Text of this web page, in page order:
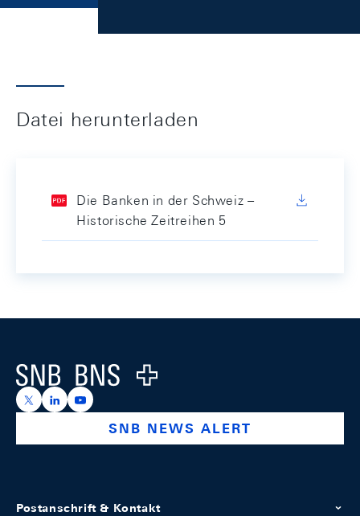
Datei herunterladen
Die Banken in der Schweiz –
Historische Zeitreihen 5
Logo
https://x.com/snb_bns
https://ch.linkedin.com/company/swiss-national-
https://www.youtube.com/@swissnationalbank
SNB NEWS ALERT
Postanschrift & Kontakt